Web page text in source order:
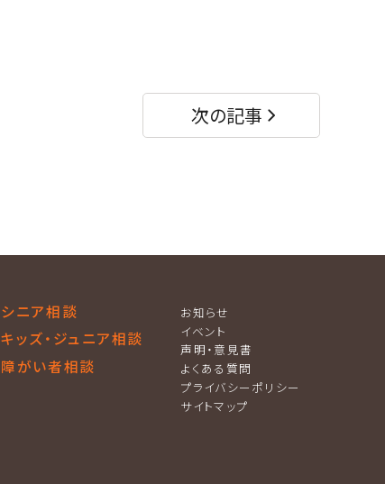
次の記事
シニア相談
キッズ・ジュニア相談
障がい者相談
お知らせ
イベント
声明・意見書
よくある質問
プライバシーポリシー
サイトマップ